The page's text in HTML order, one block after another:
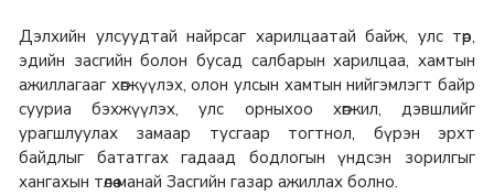
Дэлхийн улсуудтай найрсаг харилцаатай байж, улс төр,
эдийн засгийн болон бусад салбарын харилцаа, хамтын
ажиллагааг хөгжүүлэх, олон улсын хамтын нийгэмлэгт байр
сууриа бэхжүүлэх, улс орныхоо хөгжил, дэвшлийг
урагшлуулах замаар тусгаар тогтнол, бүрэн эрхт
байдлыг бататгах гадаад бодлогын үндсэн зорилгыг
хангахын төлөө манай Засгийн газар ажиллах болно.